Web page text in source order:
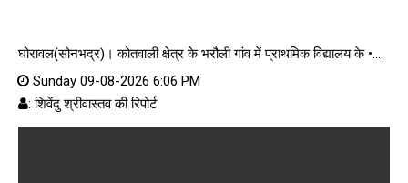
घोरावल(सोनभद्र)। कोतवाली क्षेत्र के भरौली गांव में प्राथमिक विद्यालय के •....
Sunday 09-08-2026 6:06 PM
: शिवेंदु श्रीवास्तव की रिपोर्ट